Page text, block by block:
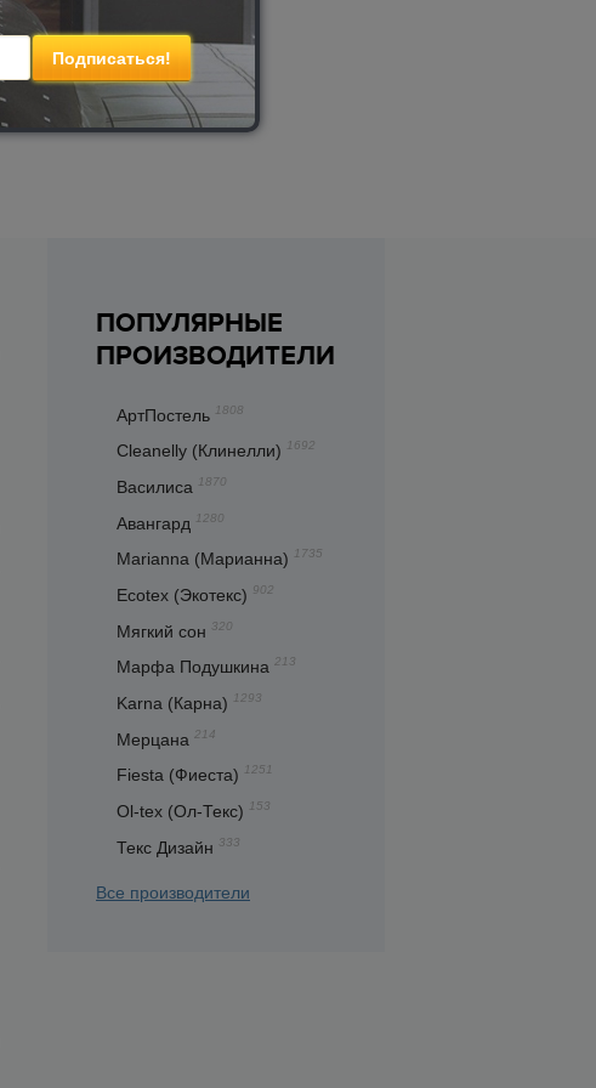
ПОПУЛЯРНЫЕ
ПРОИЗВОДИТЕЛИ
АртПостель 1808
Cleanelly (Клинелли) 1692
Василиса 1870
Авангард 1280
Marianna (Марианна) 1735
Ecotex (Экотекс) 902
Мягкий сон 320
Марфа Подушкина 213
Karna (Карна) 1293
Мерцана 214
Fiesta (Фиеста) 1251
Ol-tex (Ол-Текс) 153
Текс Дизайн 333
Все производители